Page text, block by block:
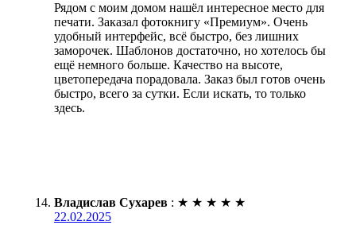
Рядом с моим домом нашёл интересное место для
печати. Заказал фотокнигу «Премиум». Очень
удобный интерфейс, всё быстро, без лишних
заморочек. Шаблонов достаточно, но хотелось бы
ещё немного больше. Качество на высоте,
цветопередача порадовала. Заказ был готов очень
быстро, всего за сутки. Если искать, то только
здесь.
Владислав Сухарев : ★ ★ ★ ★ ★
22.02.2025